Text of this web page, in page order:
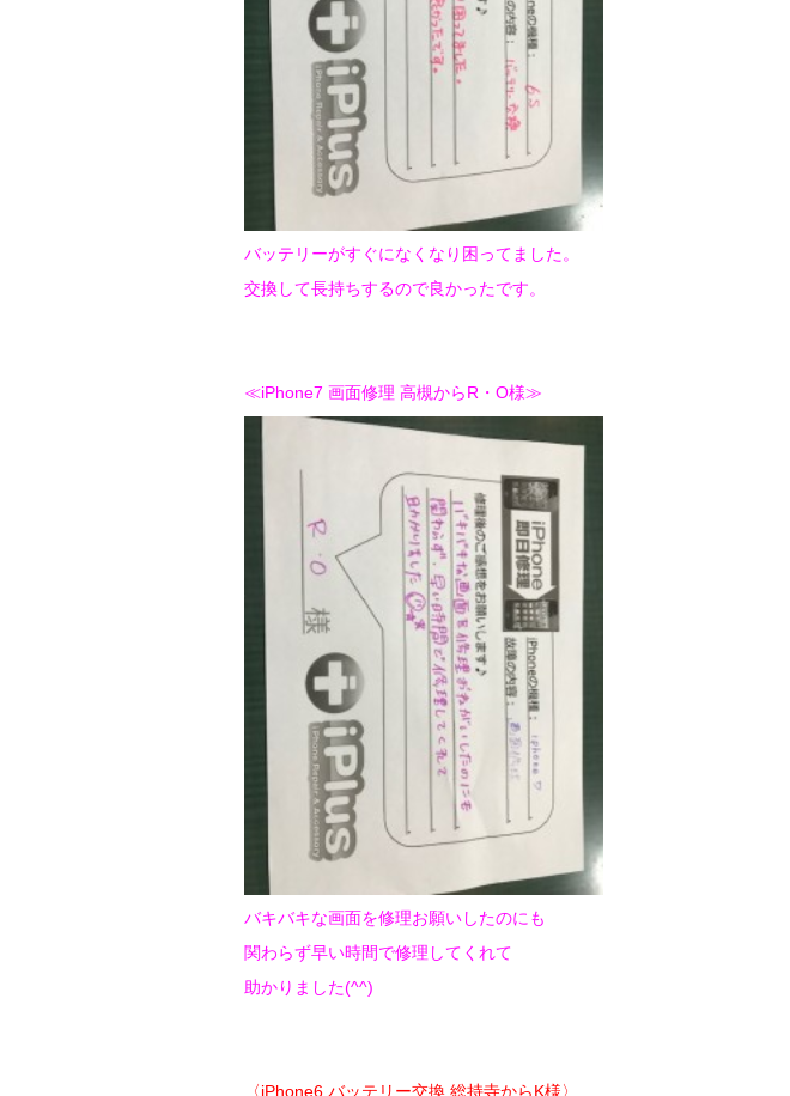
バッテリーがすぐになくなり困ってました。
交換して長持ちするので良かったです。
≪iPhone7 画面修理 高槻からR・O様≫
バキバキな画面を修理お願いしたのにも
関わらず早い時間で修理してくれて
助かりました(^^)
〈iPhone6 バッテリー交換 総持寺からK様〉